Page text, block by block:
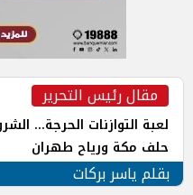
مقال رئيس التحرير
لعبة التوازنات الحرجة...
حلف مكة ورياح طهران
بقلم ياسر بركات